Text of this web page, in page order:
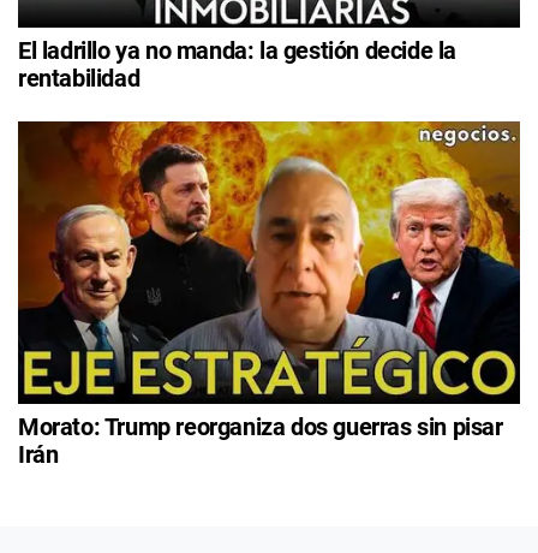
El ladrillo ya no manda: la gestión decide la
rentabilidad
Morato: Trump reorganiza dos guerras sin pisar
Irán